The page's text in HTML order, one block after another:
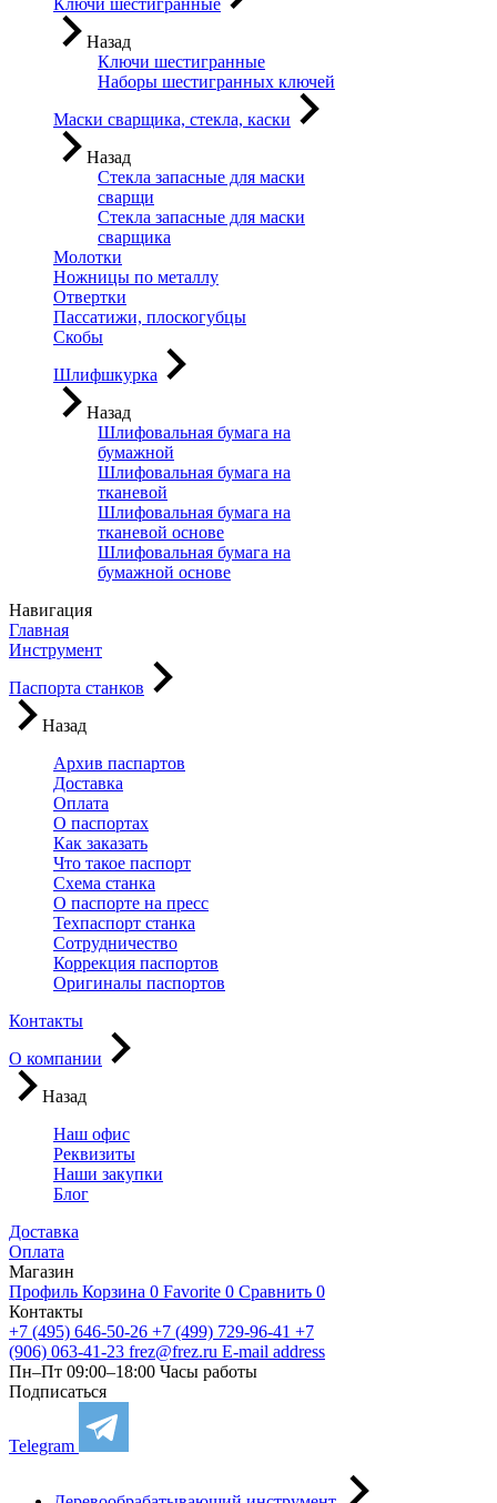
Ключи шестигранные
Назад
Ключи шестигранные
Наборы шестигранных ключей
Маски сварщика, стекла, каски
Назад
Стекла запасные для маски
сварщи
Стекла запасные для маски
сварщика
Молотки
Ножницы по металлу
Отвертки
Пассатижи, плоскогубцы
Скобы
Шлифшкурка
Назад
Шлифовальная бумага на
бумажной
Шлифовальная бумага на
тканевой
Шлифовальная бумага на
тканевой основе
Шлифовальная бумага на
бумажной основе
Навигация
Главная
Инструмент
Паспорта станков
Назад
Архив паспартов
Доставка
Оплата
О паспортах
Как заказать
Что такое паспорт
Схема станка
О паспорте на пресс
Техпаспорт станка
Сотрудничество
Коррекция паспортов
Оригиналы паспортов
Контакты
О компании
Назад
Наш офис
Реквизиты
Наши закупки
Блог
Доставка
Оплата
Магазин
Профиль Корзина 0 Favorite 0 Сравнить 0
Контакты
+7 (495) 646-50-26 +7 (499) 729-96-41 +7
(906) 063-41-23 frez@frez.ru E-mail address
Пн–Пт 09:00–18:00 Часы работы
Подписаться
Telegram